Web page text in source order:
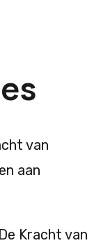
van
aan
De Kracht van